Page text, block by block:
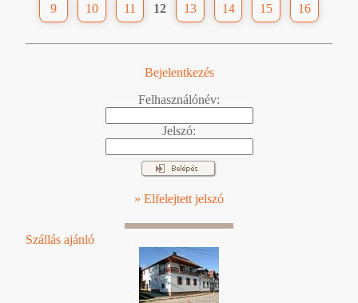
9 10 11 12 13 14 15 16
Bejelentkezés
Felhasználónév:
Jelszó:
» Elfelejtett jelszó
Szállás ajánló